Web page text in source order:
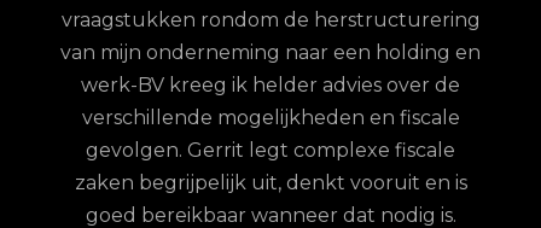
vraagstukken rondom de herstructurering
van mijn onderneming naar een holding en
werk-BV kreeg ik helder advies over de
verschillende mogelijkheden en fiscale
gevolgen. Gerrit legt complexe fiscale
zaken begrijpelijk uit, denkt vooruit en is
goed bereikbaar wanneer dat nodig is.